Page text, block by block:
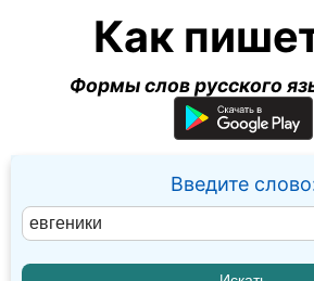
Как
Формы слов русского
Введите